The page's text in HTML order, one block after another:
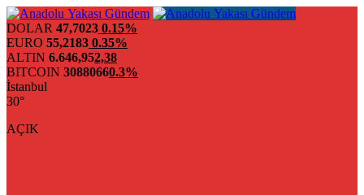
DOLAR 47,7023 0.15%
EURO 55,2183 0.35%
ALTIN 6.646,952,38
BITCOIN 30880660.3%
İstanbul
30°
AÇIK